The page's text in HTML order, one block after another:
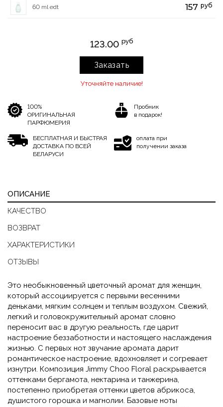
60 ml edt 157 руб
123.00 руб
Заказать
Уточняйте наличие!
100%
ОРИГИНАЛЬНАЯ
ПАРФЮМЕРИЯ
Пробник
в подарок!
БЕСПЛАТНАЯ И БЫСТРАЯ
ДОСТАВКА ПО ВСЕЙ
БЕЛАРУСИ
оплата при
получении заказа
ОПИСАНИЕ
КАЧЕСТВО
ВОЗВРАТ
ХАРАКТЕРИСТИКИ
ОТЗЫВЫ
Это необыкновенный цветочный аромат для женщин,
который ассоциируется с первыми весенними
деньками, мягким солнцем и теплым воздухом. Свежий,
легкий и головокружительный аромат словно
переносит вас в другую реальность, где царит
настроение беззаботности и настоящего наслаждения
жизнью. С первых нот звучание аромата дарит
романтическое настроение, вдохновляет и согревает
изнутри. Композиция Jimmy Choo Floral раскрывается
оттенками бергамота, нектарина и танжерина,
постепенно приобретая оттенки цветов абрикоса,
душистого горошка и магнолии. Базовые ноты